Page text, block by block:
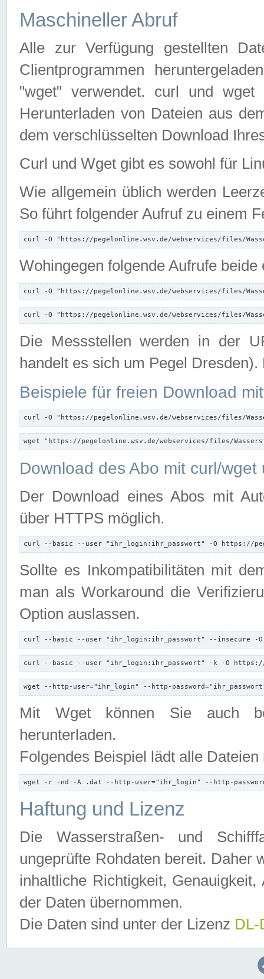
Maschineller Abruf
Alle zur Verfügung gestellten
Clientprogrammen
"wget" verwendet. curl und wget
Herunterladen von Dateien aus
dem verschlüsselten Download
Curl und Wget gibt es sowohl für
Wie allgemein üblich werden
So führt folgender Aufruf zu einem
curl -O "https://pegelonline.wsv.de/webservices/files/
Wohingegen folgende Aufrufe beide
curl -O "https://pegelonline.wsv.de/webservices/files/
curl -O "https://pegelonline.wsv.de/webservices/files/
Die Messstellen werden in der
handelt es sich um Pegel
Beispiele für freien Download
curl -O "https://pegelonline.wsv.de/webservices/files/
wget "https://pegelonline.wsv.de/webservices/files/
Download des Abo mit curl/
Der Download eines Abos mit
über HTTPS möglich.
curl --basic --user "ihr_login:ihr_passwort" -O https://
Sollte es Inkompatibilitäten mit
man als Workaround die
Option auslassen.
curl --basic --user "ihr_login:ihr_passwort" --insecure -
curl --basic --user "ihr_login:ihr_passwort" -k -O
wget --http-user="ihr_login" --http-
Mit Wget können Sie auch
herunterladen.
Folgendes Beispiel lädt alle
wget -r -nd -A .dat --http-user="ihr_login" --http-
Haftung und Lizenz
Die Wasserstraßen- und
ungeprüfte Rohdaten bereit. Daher
inhaltliche Richtigkeit,
der Daten übernommen.
Die Daten sind unter der Lizenz